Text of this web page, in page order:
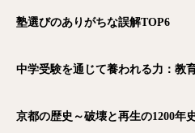
塾選びのありがちな誤解TOP6
中学受験を通じて養われる力：教
京都の歴史～破壊と再生の1200年